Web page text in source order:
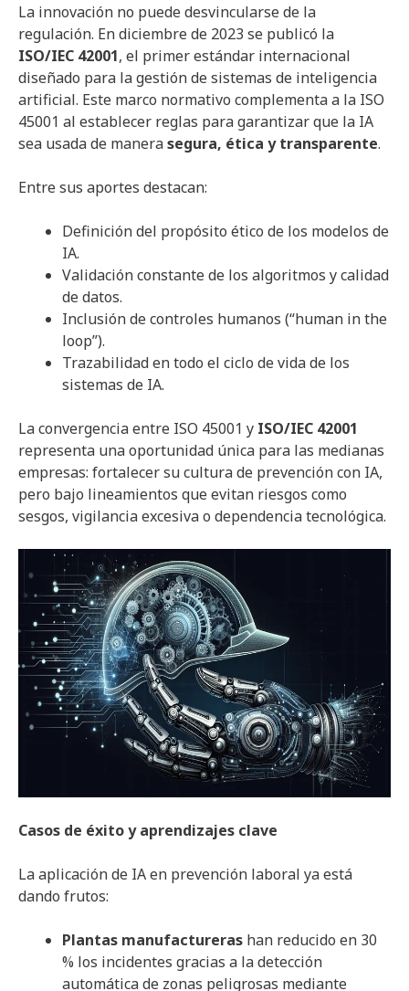
La innovación no puede desvincularse de la
regulación. En diciembre de 2023 se publicó la
ISO/IEC 42001, el primer estándar internacional
diseñado para la gestión de sistemas de inteligencia
artificial. Este marco normativo complementa a la ISO
45001 al establecer reglas para garantizar que la IA
sea usada de manerasegura, ética y transparente.
Entre sus aportes destacan:
Definición del propósito ético de los modelos de
IA.
Validación constante de los algoritmos y calidad
de datos.
Inclusión de controles humanos (“human in the
loop”).
Trazabilidad en todo el ciclo de vida de los
sistemas de IA.
La convergencia entre ISO 45001 y ISO/IEC 42001
representa una oportunidad única para las medianas
empresas: fortalecer su cultura de prevención con IA,
pero bajo lineamientos que evitan riesgos como
sesgos, vigilancia excesiva o dependencia tecnológica.
Casos de éxito y aprendizajes clave
La aplicación de IA en prevención laboral ya está
dando frutos:
Plantas manufactureras han reducido en 30
% los incidentes gracias a la detección
automática de zonas peligrosas mediante